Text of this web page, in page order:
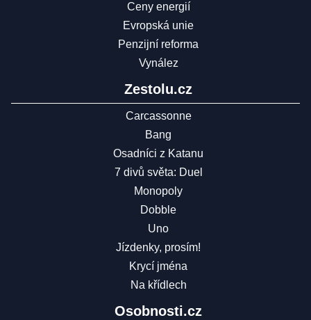
Ceny energií
Evropská unie
Penzijní reforma
Vynález
Zestolu.cz
Carcassonne
Bang
Osadníci z Katanu
7 divů světa: Duel
Monopoly
Dobble
Uno
Jízdenky, prosím!
Krycí jména
Na křídlech
Osobnosti.cz